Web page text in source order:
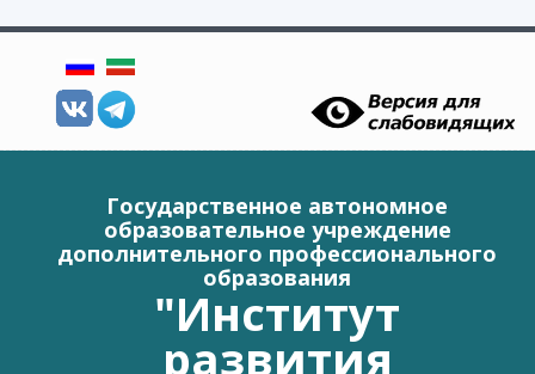
Государственное автономное
образовательное учреждение
дополнительного профессионального
образования
"Институт
развития